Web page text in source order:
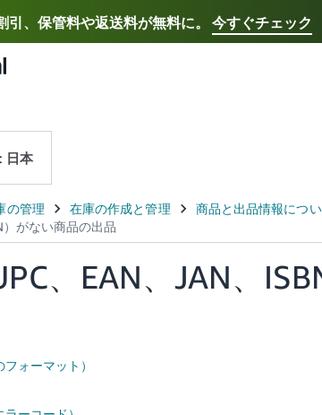
引、保管料や返送料が無料に。 今すぐチェック
Select your
日本
、EAN、JAN、
ォーマット）